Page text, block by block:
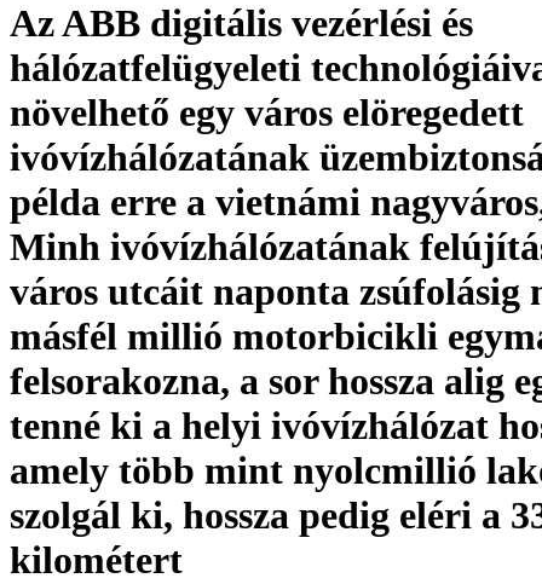
Az ABB digitális vezérlési és
hálózatfelügyeleti
növelhető egy város elöregedett
ivóvízhálózatának
példa erre a vietnámi
Minh ivóvízhálózatának
város utcáit naponta zsúfolásig
másfél millió motorbicikli
felsorakozna, a sor hossza alig
tenné ki a helyi ivóvízhálózat
amely több mint nyolcmillió
szolgál ki, hossza pedig eléri a
kilométert